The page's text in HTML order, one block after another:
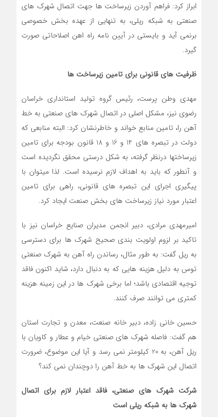
ابراز کرد: فراهم آوردن زیرساخت ها جهت اتصال شهرک های
صنعتی به شبکه ریلی، به تنهایی از عهده بخش خصوصی
برنمی آید و بایستی در آیین نامه راه اهن اصلاحاتی صورت
گیرد.
ظرفیت های قانونی برای تامین زیرساخت ها
مهدی وطن پرست، رئیس گروه تولید استانداری خراسان
رضوی نیز، مشکل اصلی در اتصال شهرک های صنعتی به خط
آهن را، تامین منابع خواند و خاطرنشان کرد: البته منابعی که
دولت در تبصره های 14 و 16 و 18 قانون بودجه برای تامین
زیرساختها درنظر گرفته، به شکل درستی محقق نگردیده است
و آنطور که باید به اهداف لازم نرسیده است. لذا میتوان با
پیگیری اجرای این تبصره های قانونی، راهی برای تامین
اعتبار مورد نیاز زیرساخت های بخش صنعت ایجاد کرد.
امیرمهدی مرادی، دبیر انجمن مدیران صنایع خراسان نیز با
تاکید بر لزوم اولویت بندی صحیح شهرک ها برای دسترسی
به ریل گفت: به طور مثال، رساندن راه آهن به شهرک صنعتی
توس به دلیل هزینه هایی که به دنبال دارد، شاید اکنون فاقد
توجیه اقتصادی باشد؛ اما برخی شهرک ها در این زمینه هزینه
کمتری می توانند صرف کنند.
حسین خانی زاده، دبیر خانه صنعت، معدن و تجارت استان
هم گفت: فاصله شهرک های صنعتی خیام و عطار و کاویان با
ریل آهن، به 20 کیلومتر نمی رسد و آیا این موضوع، ضرورت
اتصال این شهرک ها به خط آهن را دوچندان نمی کند؟
شرکت شهرک های صنعتی، فاقد اعتبار لازم برای اتصال
شهرک ها به شبکه ریلی است